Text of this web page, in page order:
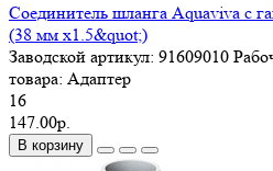
Соединитель шланга Aquaviva с
(38 мм х1.5&quot;)
Заводской артикул: 91609010
товара: Адаптер
16
147.00р.
В корзину